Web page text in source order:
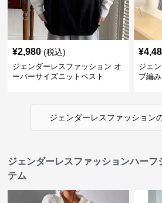
¥2,980 (税込)
ジェンダーレスファッション オ
ーバーサイズニットベスト
¥
ジェ
ブ編
ジェンダーレスファッション
ジェンダーレスファッションハーフ
テム